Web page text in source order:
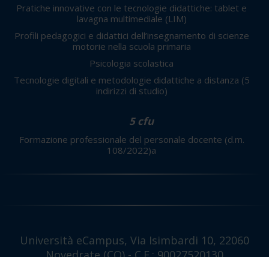
Pratiche innovative con le tecnologie didattiche: tablet e
lavagna multimediale (LIM)
Profili pedagogici e didattici dell’insegnamento di scienze
motorie nella scuola primaria
Psicologia scolastica
Tecnologie digitali e metodologie didattiche a distanza (5
indirizzi di studio)
5 cfu
Formazione professionale del personale docente (d.m.
108/2022)a
Università eCampus, Via Isimbardi 10, 22060